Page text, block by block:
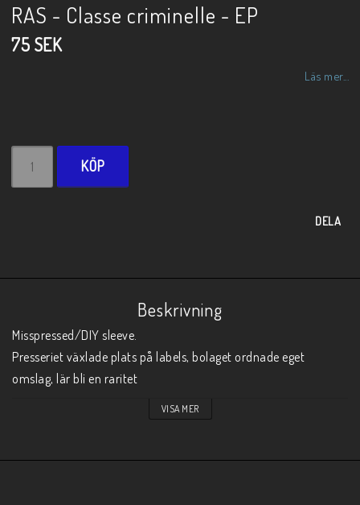
RAS - Classe criminelle - EP
75 SEK
Läs mer...
KÖP
DELA
Beskrivning
Misspressed/DIY sleeve.
Presseriet växlade plats på labels, bolaget ordnade eget
omslag, lär bli en raritet
VISA MER